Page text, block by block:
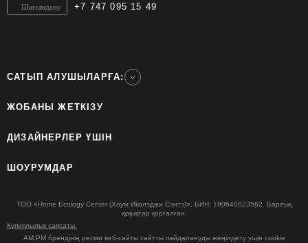
+7 747 095 15 49
Шағымдану
САТЫП АЛУШЫЛАРҒА:
ЖОБАНЫ ЖЕТКІЗУ
ДИЗАЙНЕРЛЕР ҮШІН
ШОУРУМДАР
ТОО «Home Ecology Center (Хоум Иколэджи Сэнтэ)», БИН: 190640023562. Барлық
құқықтар қорғалған.
Құпиялылық саясаты.
AM.PM брендінің ресми веб-сайты сайтты пайдалануды жеңілдету үшін cookie